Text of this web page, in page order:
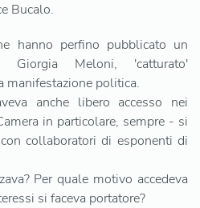
Bucalo.
hanno perfino pubblicato un
Meloni, 'catturato'
manifestazione politica.
anche libero accesso nei
in particolare, sempre - si
collaboratori di esponenti di
Per quale motivo accedeva
si faceva portatore?